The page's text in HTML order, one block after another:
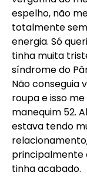
espelho, não
totalmente
energia. Só
tinha muita
síndrome do
Não conseguia
roupa e isso
manequim 52.
estava tendo
principalmente
tinha acabado.